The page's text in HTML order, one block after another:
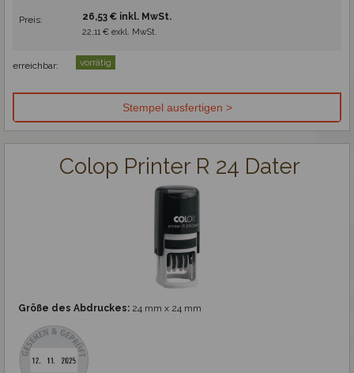
Preis: 26,53 € inkl. MwSt.
22,11 € exkl. MwSt.
erreichbar: vorrätig
Colop Printer R 24 Dater
Größe des Abdruckes: 24 mm x 24 mm